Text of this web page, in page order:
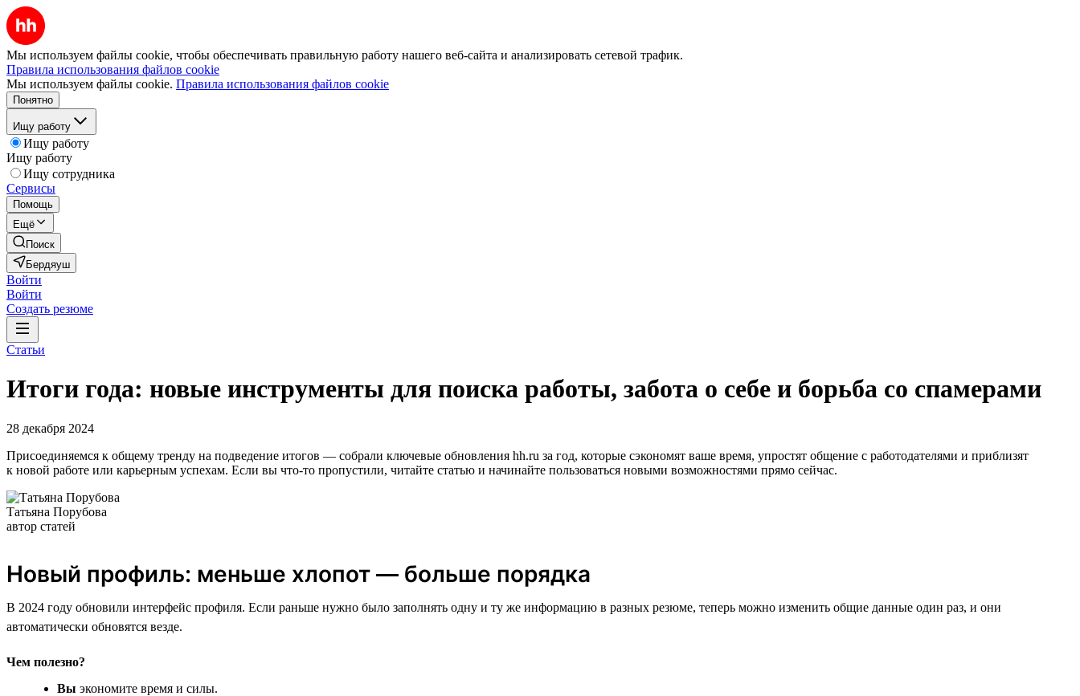
Мы используем файлы cookie, чтобы обеспечивать правильную работу нашего веб-сайта и анализировать сетевой трафик.
Правила использования файлов cookie
Мы используем файлы cookie. Правила использования файлов cookie
Понятно
Ищу работу
Ищу работу
Ищу работу
Ищу сотрудника
Сервисы
Помощь
Ещё
Поиск
Бердяуш
Войти
Войти
Создать резюме
Статьи
Итоги года: новые инструменты для поиска работы, забота о себе и борьба со спамерами
28 декабря 2024
Присоединяемся к общему тренду на подведение итогов — собрали ключевые обновления hh.ru за год, которые сэкономят ваше время, упростят общение с работодателями и приблизят
к новой работе или карьерным успехам. Если вы что-то пропустили, читайте статью и начинайте пользоваться новыми возможностями прямо сейчас.
Татьяна Порубова
автор статей
Новый профиль: меньше хлопот — больше порядка
В 2024 году обновили интерфейс профиля. Если раньше нужно было заполнять одну и ту же информацию в разных резюме, теперь можно изменить общие данные один раз, и они
автоматически обновятся везде.
Чем полезно?
Вы экономите время и силы.